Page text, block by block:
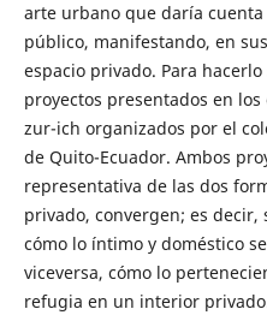
arte urbano que daría
público, manifestando, en
espacio privado. Para
proyectos presentados en
zur-ich organizados por el
de Quito-Ecuador. Ambos
representativa de las dos
privado, convergen; es
cómo lo íntimo y doméstico
viceversa, cómo lo
refugia en un interior